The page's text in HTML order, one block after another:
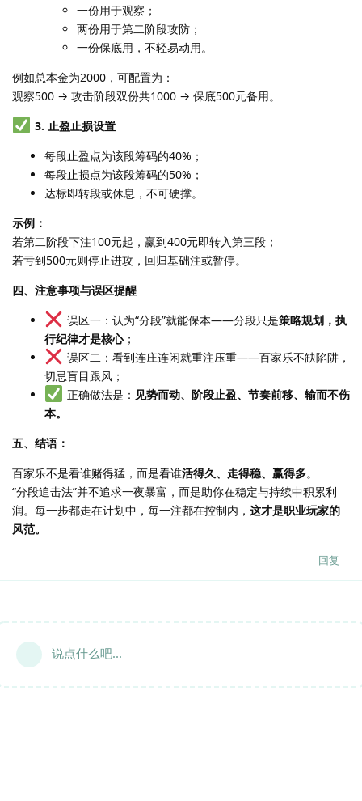
一份用于观察；
两份用于第二阶段攻防；
一份保底用，不轻易动用。
例如总本金为2000，可配置为：
观察500 → 攻击阶段双份共1000 → 保底500元备用。
3. 止盈止损设置
每段止盈点为该段筹码的40%；
每段止损点为该段筹码的50%；
达标即转段或休息，不可硬撑。
示例：
若第二阶段下注100元起，赢到400元即转入第三段；
若亏到500元则停止进攻，回归基础注或暂停。
四、注意事项与误区提醒
误区一：认为“分段”就能保本——分段只是策略规划，执
行纪律才是核心；
误区二：看到连庄连闲就重注压重——百家乐不缺陷阱，
切忌盲目跟风；
正确做法是： 见势而动、阶段止盈、节奏前移、输而不伤
本。
五、结语：
百家乐不是看谁赌得猛，而是看谁活得久、走得稳、赢得多。
“分段追击法”并不追求一夜暴富，而是助你在稳定与持续中积累利
润。每一步都走在计划中，每一注都在控制内， 这才是职业玩家的
风范。
回复
说点什么吧...